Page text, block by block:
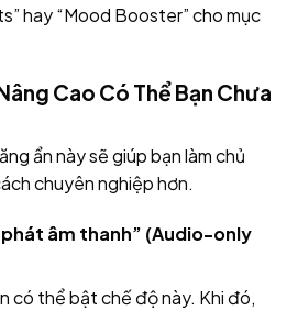
hay “Mood Booster” cho mục
Cao Có Thể Bạn Chưa
ẩn này sẽ giúp bạn làm chủ
chuyên nghiệp hơn.
phát âm thanh” (Audio-only
có thể bật chế độ này. Khi đó,